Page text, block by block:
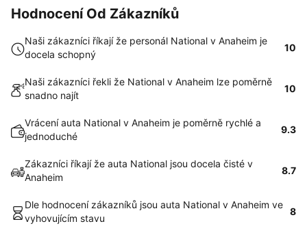
Hodnocení Od Zákazníků
Naši zákazníci říkají že personál National v Anaheim je
docela schopný
10
Naši zákazníci řekli že National v Anaheim lze poměrně
snadno najít
10
Vrácení auta National v Anaheim je poměrně rychlé a
jednoduché
9.3
Zákazníci říkají že auta National jsou docela čisté v
Anaheim
8.7
Dle hodnocení zákazníků jsou auta National v Anaheim ve
vyhovujícím stavu
8